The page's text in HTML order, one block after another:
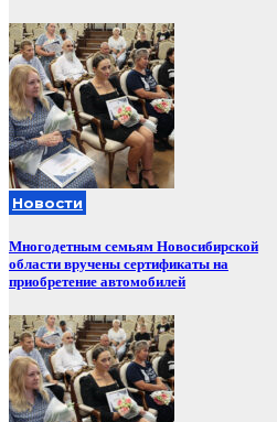
Новости
Многодетным семьям Новосибирской
области вручены сертификаты на
приобретение автомобилей